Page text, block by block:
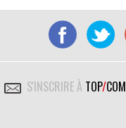
S'INSCRIRE À TOP/COM